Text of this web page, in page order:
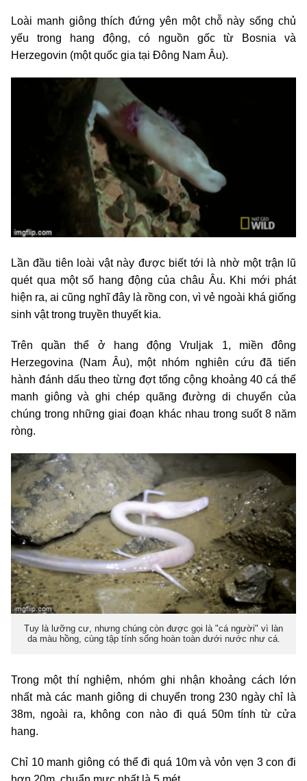
Loài manh giông thích đứng yên một chỗ này sống chủ
yếu trong hang động, có nguồn gốc từ Bosnia và
Herzegovin (một quốc gia tại Đông Nam Âu).
Lần đầu tiên loài vật này được biết tới là nhờ một trận lũ
quét qua một số hang động của châu Âu. Khi mới phát
hiện ra, ai cũng nghĩ đây là rồng con, vì vẻ ngoài khá giống
sinh vật trong truyền thuyết kia.
Trên quần thể ở hang động Vruljak 1, miền đông
Herzegovina (Nam Âu), một nhóm nghiên cứu đã tiến
hành đánh dấu theo từng đợt tổng cộng khoảng 40 cá thể
manh giông và ghi chép quãng đường di chuyển của
chúng trong những giai đoạn khác nhau trong suốt 8 năm
ròng.
Tuy là lưỡng cư, nhưng chúng còn được gọi là "cá người" vì làn
da màu hồng, cùng tập tính sống hoàn toàn dưới nước như cá.
Trong một thí nghiệm, nhóm ghi nhận khoảng cách lớn
nhất mà các manh giông di chuyển trong 230 ngày chỉ là
38m, ngoài ra, không con nào đi quá 50m tính từ cửa
hang.
Chỉ 10 manh giông có thể đi quá 10m và vỏn vẹn 3 con đi